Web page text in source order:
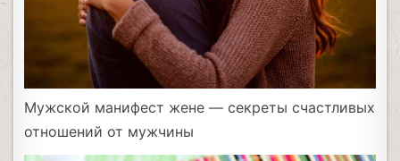
Мужской манифест жене — секреты счастливых
отношений от мужчины